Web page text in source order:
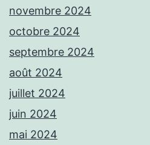
novembre 2024
octobre 2024
septembre 2024
août 2024
juillet 2024
juin 2024
mai 2024